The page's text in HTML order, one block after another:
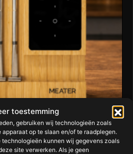
toestemming
gebruiken wij technologieën zoals
op te slaan en/of te raadplegen.
technologieën kunnen wij gegevens zoals
site verwerken. Als je geen
Pro XL